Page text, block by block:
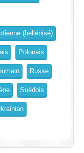
(hellénisé)
Polonais
Russe
Suédois